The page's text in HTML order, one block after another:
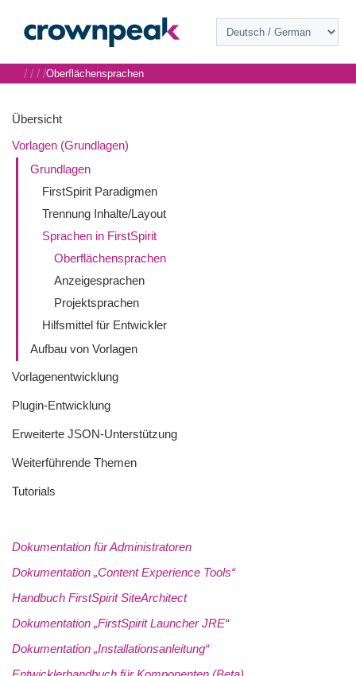
Übersicht
Vorlagen (Grundlagen)
Grundlagen
FirstSpirit Paradigmen
Trennung Inhalte/Layout
Sprachen in FirstSpirit
Oberflächensprachen
Anzeigesprachen
Projektsprachen
Hilfsmittel für Entwickler
Aufbau von Vorlagen
Vorlagenentwicklung
Plugin-Entwicklung
Erweiterte JSON-Unterstützung
Weiterführende Themen
Tutorials
Dokumentation für Administratoren
Dokumentation „Content Experience Tools“
Handbuch FirstSpirit SiteArchitect
Dokumentation „FirstSpirit Launcher JRE“
Dokumentation „Installationsanleitung“
/ / / /Oberflächensprachen